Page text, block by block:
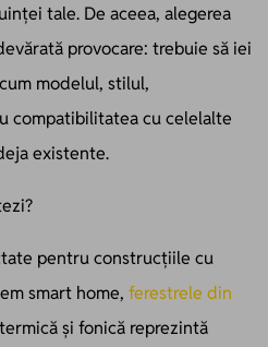
tale. De aceea, alegerea
provocare: trebuie să iei
modelul, stilul,
compatibilitatea cu celelalte
existente.
pentru construcțiile cu
smart home, ferestrele din
și fonică reprezintă